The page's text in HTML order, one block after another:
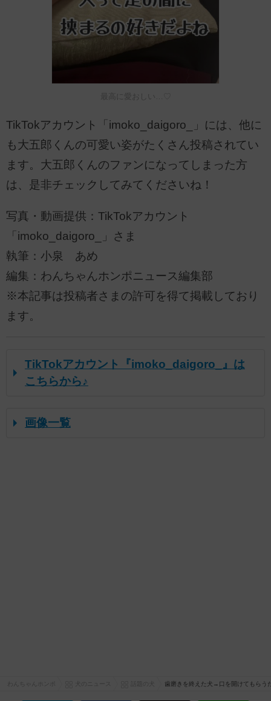
最高に愛おしい…♡
TikTokアカウント「imoko_daigoro_」には、他に
も大五郎くんの可愛い姿がたくさん投稿されてい
ます。大五郎くんのファンになってしまった方
は、是非チェックしてみてくださいね！
写真・動画提供：TikTokアカウント
「imoko_daigoro_」さま
執筆：小泉 あめ
編集：わんちゃんホンポニュース編集部
※本記事は投稿者さまの許可を得て掲載しており
ます。
TikTokアカウント『imoko_daigoro_』は
こちらから♪
画像一覧
歯磨きを終えた犬→口を開けてもらう